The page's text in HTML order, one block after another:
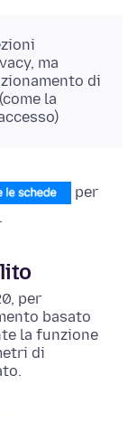
ma
di
la
per
per
basato
la funzione
di